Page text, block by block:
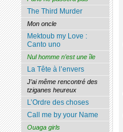
The Third Murder
Mon oncle
Mektoub my Love :
Canto uno
Nul homme n’est une île
La Tête à l’envers
J’ai même rencontré des
tziganes heureux
L’Ordre des choses
Call me by your Name
Ouaga girls